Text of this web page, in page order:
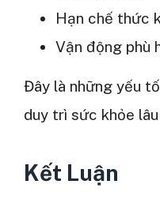
Hạn chế thức
Vận động phù
Đây là những yếu
duy trì sức khỏe lâu
Kết Luận